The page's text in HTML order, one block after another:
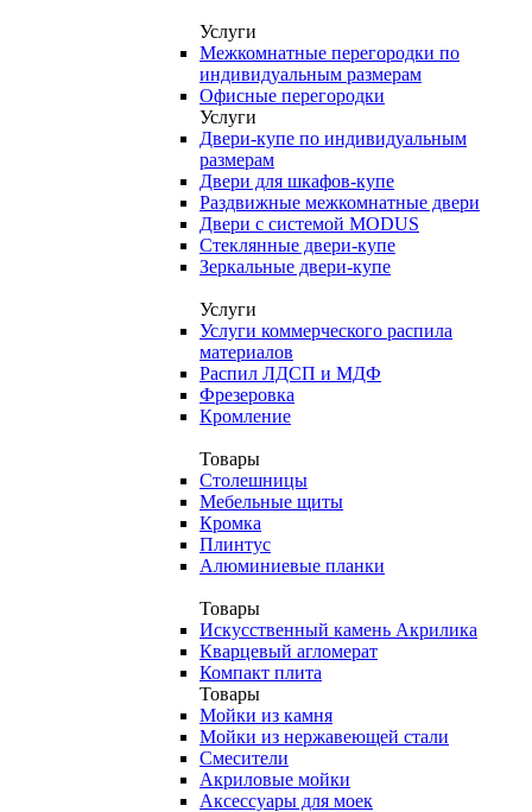
Услуги
Межкомнатные перегородки по
индивидуальным размерам
Офисные перегородки
Услуги
Двери-купе по индивидуальным
размерам
Двери для шкафов-купе
Раздвижные межкомнатные двери
Двери с системой MODUS
Стеклянные двери-купе
Зеркальные двери-купе
Услуги
Услуги коммерческого распила
материалов
Распил ЛДСП и МДФ
Фрезеровка
Кромление
Товары
Столешницы
Мебельные щиты
Кромка
Плинтус
Алюминиевые планки
Товары
Искусственный камень Акрилика
Кварцевый агломерат
Компакт плита
Товары
Мойки из камня
Мойки из нержавеющей стали
Смесители
Акриловые мойки
Аксессуары для моек